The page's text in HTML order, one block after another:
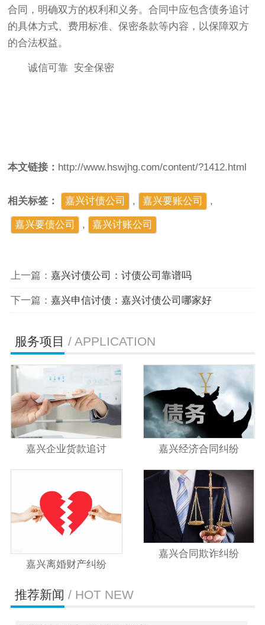
合同，明确双方的权利和义务。合同中应包含债务追讨
的具体方式、费用标准、保密条款等内容，以保障双方
的合法权益。
诚信可靠 安全保密
本文链接： http://www.hswjhg.com/content/?1412.html
相关标签： 嘉兴讨债公司 , 嘉兴要账公司 ,
嘉兴要债公司 , ​嘉兴讨账公司
上一篇： 嘉兴讨债公司：讨债公司靠谱吗
下一篇： 嘉兴申信讨债：嘉兴讨债公司哪家好
服务项目 / APPLICATION
嘉兴企业货款追讨 嘉兴经济合同纠纷
嘉兴离婚财产纠纷
嘉兴合同欺诈纠纷
推荐新闻 / HOT NEW